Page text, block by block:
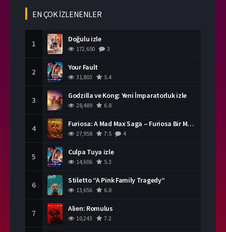
Yerli Filmleri HD izle
EN ÇOK İZLENENLER
1 Doğulu izle
172,650 3
2 Your Fault
31,803 5.4
3 Godzilla ve Kong: Yeni İmparatorluk izle
28,489 6.8
4 Furiosa: A Mad Max Saga – Furiosa Bir Mad Max Destanı
27,958 7.5 4
5 Culpa Tuya izle
14,606 5.3
6 Stiletto “A Pink Family Tragedy“
13,656 6.8
7 Alien: Romulus
10,243 7.2